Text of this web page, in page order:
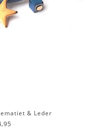
& Leder